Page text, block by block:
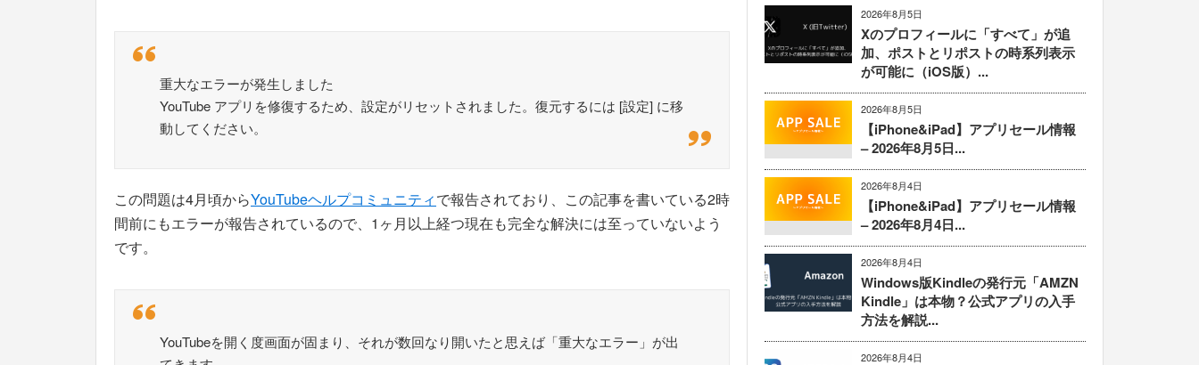
重大なエラーが発生しました
YouTube アプリを修復するため、設定がリセットされました。復元するには [設定] に移
動してください。
この問題は4月頃からYouTubeヘルプコミュニティで報告されており、この記事を書いている2時
間前にもエラーが報告されているので、1ヶ月以上経つ現在も完全な解決には至っていないよう
です。
YouTubeを開く度画面が固まり、それが数回なり開いたと思えば「重大なエラー」が出
2026年8月5日
Xのプロフィールに「すべて」が追
加、ポストとリポストの時系列表示
が可能に（iOS版）...
2026年8月5日
【iPhone&iPad】アプリセール情報
– 2026年8月5日...
2026年8月4日
【iPhone&iPad】アプリセール情報
– 2026年8月4日...
2026年8月4日
Windows版Kindleの発行元「AMZN
Kindle」は本物？公式アプリの入手
方法を解説...
2026年8月4日